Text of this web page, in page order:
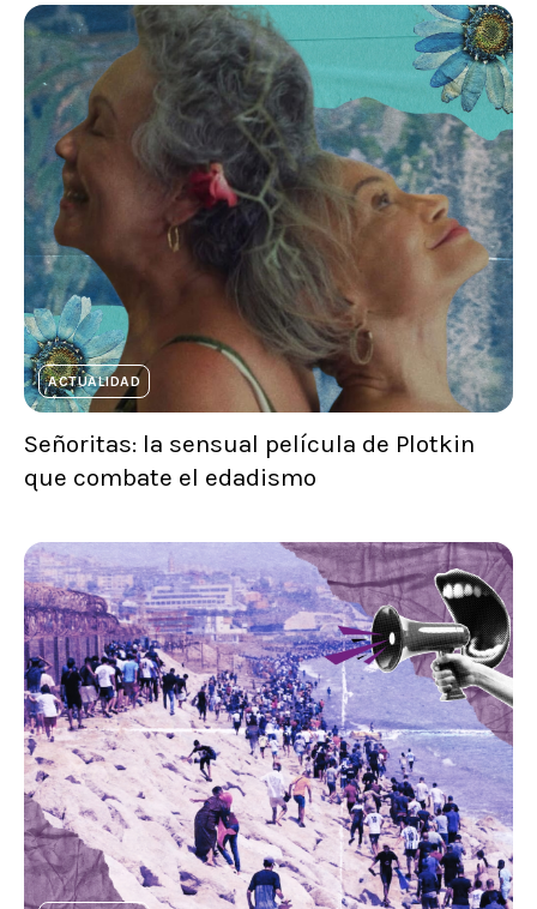
ACTUALIDAD
Señoritas: la sensual película de Plotkin
que combate el edadismo